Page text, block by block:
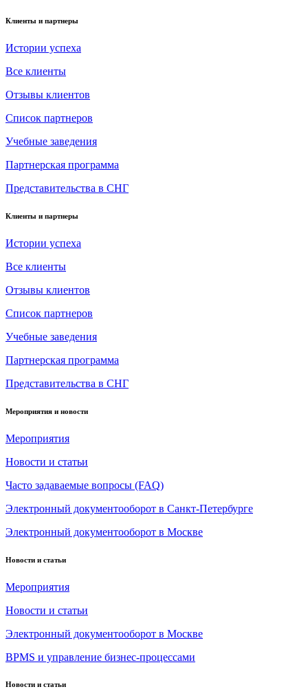
Клиенты и партнеры
Истории успеха
Все клиенты
Отзывы клиентов
Список партнеров
Учебные заведения
Партнерская программа
Представительства в СНГ
Клиенты и партнеры
Истории успеха
Все клиенты
Отзывы клиентов
Список партнеров
Учебные заведения
Партнерская программа
Представительства в СНГ
Мероприятия и новости
Мероприятия
Новости и статьи
Часто задаваемые вопросы (FAQ)
Электронный документооборот в Санкт-Петербурге
Электронный документооборот в Москве
Новости и статьи
Мероприятия
Новости и статьи
Электронный документооборот в Москве
BPMS и управление бизнес-процессами
Новости и статьи